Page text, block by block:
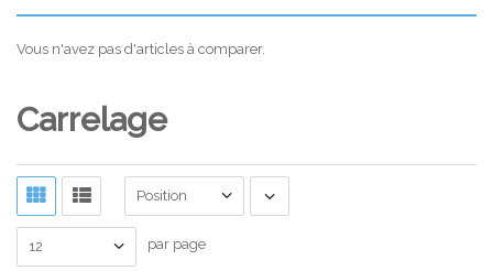
Vous n'avez pas d'articles à comparer.
Carrelage
Position
12 par page